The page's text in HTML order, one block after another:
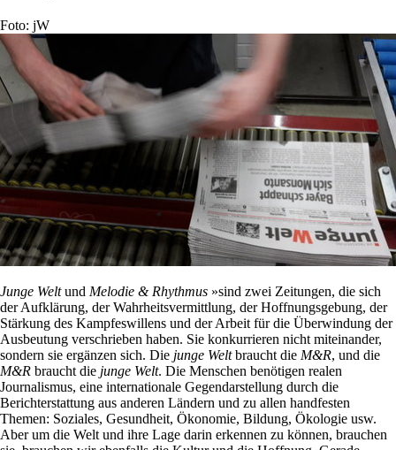
Foto: jW
Junge Weltund Melodie & Rhythmus »sind zwei Zeitungen, die sich
der Aufklärung, der Wahrheitsvermittlung, der Hoffnungsgebung, der
Stärkung des Kampfeswillens und der Arbeit für die Überwindung der
Ausbeutung verschrieben haben. Sie konkurrieren nicht miteinander,
sondern sie ergänzen sich. Die junge Weltbraucht die M&R, und die
M&R braucht die junge Welt. Die Menschen benötigen realen
Journalismus, eine internationale Gegendarstellung durch die
Berichterstattung aus anderen Ländern und zu allen handfesten
Themen: Soziales, Gesundheit, Ökonomie, Bildung, Ökologie usw.
Aber um die Welt und ihre Lage darin erkennen zu können, brauchen